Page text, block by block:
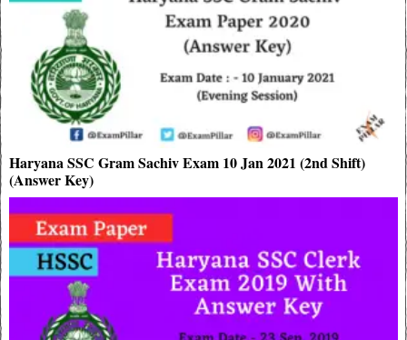
Haryana SSC Gram Sachiv Exam 10 Jan 2021 (2nd Shift)
(Answer Key)